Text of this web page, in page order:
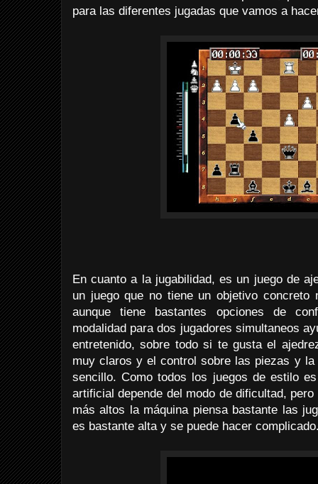
para las diferentes jugadas que vamos a
En cuanto a la jugabilidad, es un juego de
un juego que no tiene un objetivo concreto
aunque tiene bastantes opciones de
modalidad para dos jugadores simultaneos
entretenido, sobre todo si te gusta el
muy claros y el control sobre las piezas y
sencillo. Como todos los juegos de estilo
artificial depende del modo de dificultad,
más altos la máquina piensa bastante las
es bastante alta y se puede hacer